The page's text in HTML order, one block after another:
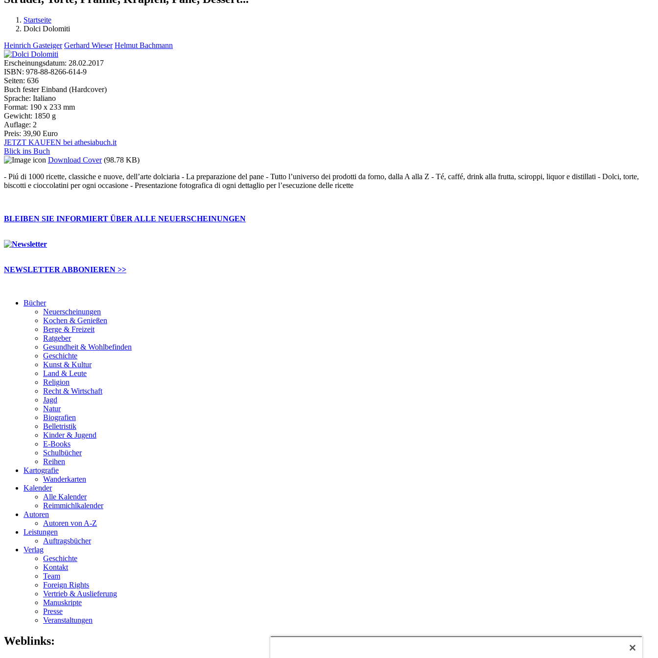
Sie sind hier
Startseite
Dolci Dolomiti
Heinrich Gasteiger Gerhard Wieser Helmut Bachmann
Erscheinungsdatum: 28.02.2017
ISBN: 978-88-8266-614-9
Seiten: 636
Buch fester Einband (Hardcover)
Sprache: Italiano
Format: 190 x 233 mm
Gewicht: 1850 g
Auflage: 2
Preis: 39,90 Euro
JETZT KAUFEN bei athesiabuch.it
Blick ins Buch
Download Cover (98.78 KB)
- Piú di 1000 ricette, classiche e nuove, dell’arte dolciaria - La preparazione del pane - Tutto l’universo dei prodotti da forno, dalla A alla Z - Té, caffé, drink alla frutta, sciroppi, liquor e distillati - Dolci, torte,
biscotti e cioccolatini per ogni occasione - Presentazione fotografica di ogni dettaglio per l’esecuzione delle ricette
BLEIBEN SIE INFORMIERT ÜBER ALLE NEUERSCHEINUNGEN
NEWSLETTER ABBONIEREN >>
Bücher
Neuerscheinungen
Kochen & Genießen
Berge & Freizeit
Ratgeber
Gesundheit & Wohlbefinden
Geschichte
Kunst & Kultur
Land & Leute
Religion
Recht & Wirtschaft
Jagd
Natur
Biografien
Belletristik
Kinder & Jugend
E-Books
Schulbücher
Reihen
Kartografie
Wanderkarten
Kalender
Alle Kalender
Reimmichlkalender
Autoren
Autoren von A-Z
Leistungen
Auftragsbücher
Verlag
Geschichte
Kontakt
Team
Foreign Rights
Vertrieb & Auslieferung
Manuskripte
Presse
Veranstaltungen
Weblinks: